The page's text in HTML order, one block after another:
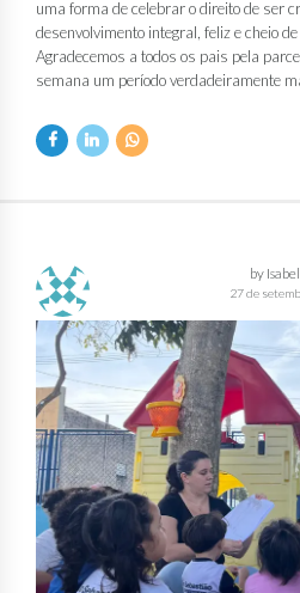
uma forma de celebrar o direito de ser
desenvolvimento integral, feliz e cheio
Agradecemos a todos os pais pela
semana um período verdadeiramente
by
27 de